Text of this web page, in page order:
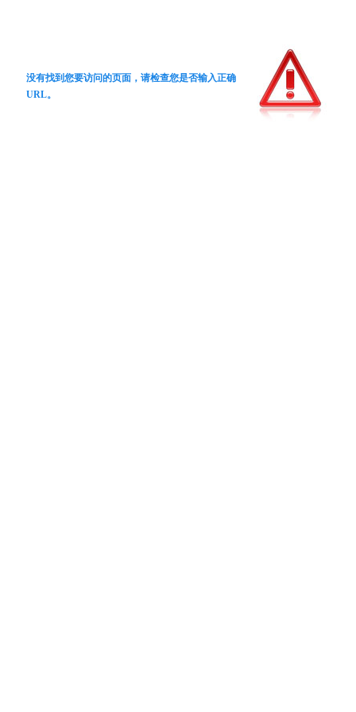
没有找到您要访问的页面，请检查您是否输入正确
URL。